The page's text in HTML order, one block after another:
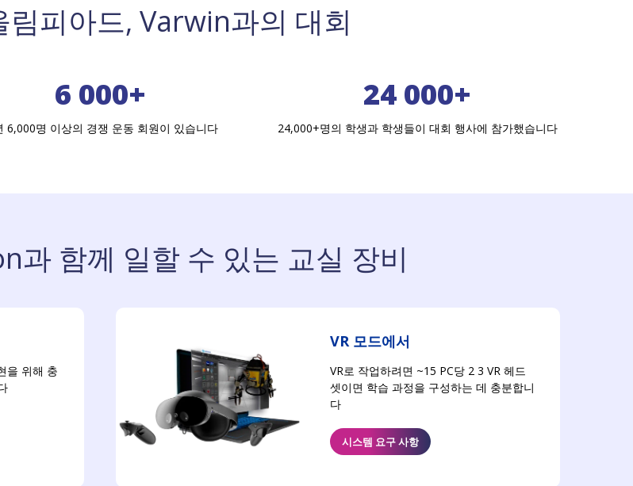
림피아드, Varwin과의 대회
6 000+
6,000명 이상의 경쟁 운동 회원이 있습니다
24 000+
24,000+명의 학생과 학생들이 대회 행사에 참가했습니다
과 함께 일할 수 있는 교실 장비
을 위해 충
VR 모드에서
VR로 작업하려면 ~15 PC당 2 3 VR 헤드
셋이면 학습 과정을 구성하는 데 충분합니
다
시스템 요구 사항